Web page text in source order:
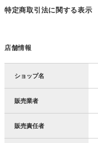
特定商取引法に関する表示
店舗情報
ショップ名
販売業者
販売責任者